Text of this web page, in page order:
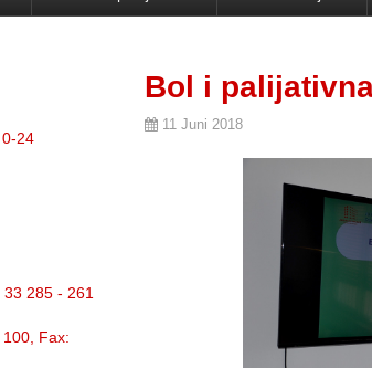
Bol i
11 Juni 2018
24
285 - 261
Fax: